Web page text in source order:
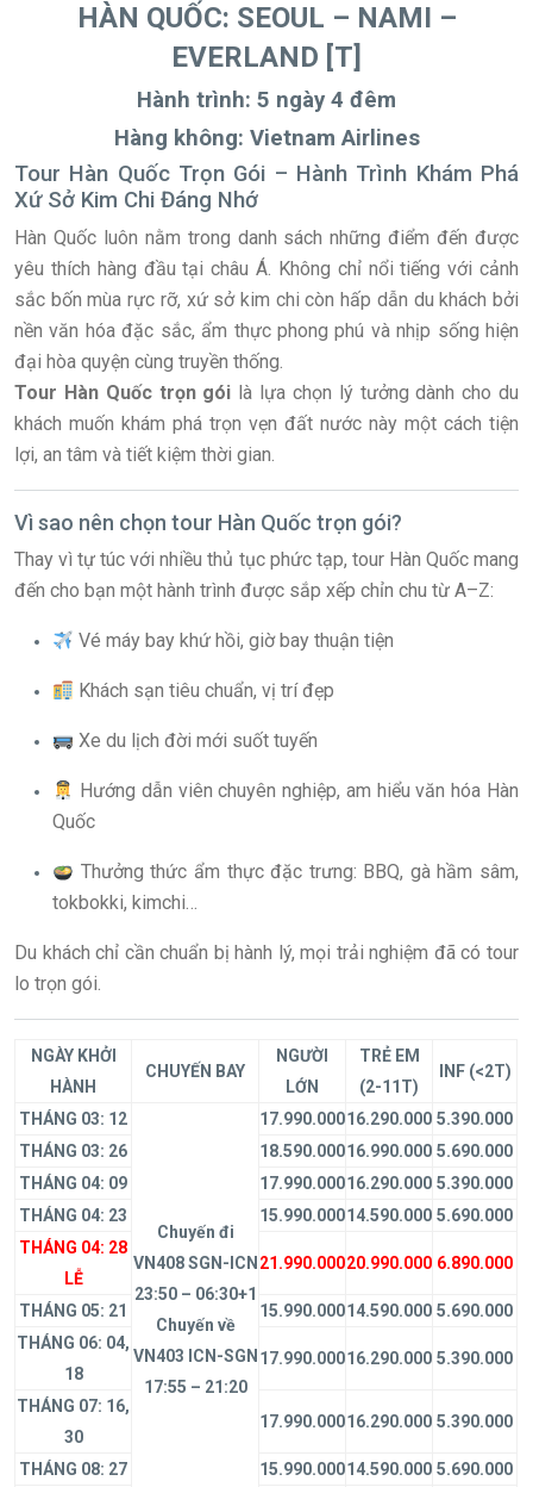
HÀN QUỐC: SEOUL – NAMI –
EVERLAND [T]
Hành trình: 5 ngày 4 đêm
Hàng không: Vietnam Airlines
Tour Hàn Quốc Trọn Gói – Hành Trình Khám Phá
Xứ Sở Kim Chi Đáng Nhớ
Hàn Quốc luôn nằm trong danh sách những điểm đến được
yêu thích hàng đầu tại châu Á. Không chỉ nổi tiếng với cảnh
sắc bốn mùa rực rỡ, xứ sở kim chi còn hấp dẫn du khách bởi
nền văn hóa đặc sắc, ẩm thực phong phú và nhịp sống hiện
đại hòa quyện cùng truyền thống.
Tour Hàn Quốc trọn gói là lựa chọn lý tưởng dành cho du
khách muốn khám phá trọn vẹn đất nước này một cách tiện
lợi, an tâm và tiết kiệm thời gian.
Vì sao nên chọn tour Hàn Quốc trọn gói?
Thay vì tự túc với nhiều thủ tục phức tạp, tour Hàn Quốc mang
đến cho bạn một hành trình được sắp xếp chỉn chu từ A–Z:
Vé máy bay khứ hồi, giờ bay thuận tiện
Khách sạn tiêu chuẩn, vị trí đẹp
Xe du lịch đời mới suốt tuyến
Hướng dẫn viên chuyên nghiệp, am hiểu văn hóa Hàn
Quốc
Thưởng thức ẩm thực đặc trưng: BBQ, gà hầm sâm,
tokbokki, kimchi…
Du khách chỉ cần chuẩn bị hành lý, mọi trải nghiệm đã có tour
lo trọn gói.
NGÀY KHỞI
HÀNH
CHUYẾN BAY
NGƯỜI
LỚN
TRẺ EM
(2-11T)
INF (<2T)
THÁNG 03: 12
Chuyến đi
VN408 SGN-ICN
23:50 – 06:30+1
Chuyến về
VN403 ICN-SGN
17:55 – 21:20
17.990.00016.290.000 5.390.000
THÁNG 03: 26
18.590.00016.990.000 5.690.000
THÁNG 04: 09
17.990.00016.290.000 5.390.000
THÁNG 04: 23
15.990.00014.590.000 5.690.000
THÁNG 04: 28
LỄ
21.990.00020.990.000 6.890.000
THÁNG 05: 21 15.990.00014.590.000 5.690.000
THÁNG 06: 04,
18
17.990.00016.290.000 5.390.000
THÁNG 07: 16,
30
17.990.00016.290.000 5.390.000
THÁNG 08: 27 15.990.00014.590.000 5.690.000